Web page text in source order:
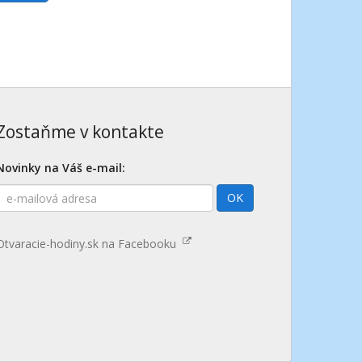
v kontakte
na Váš e-mail:
OK
hodiny.sk na Facebooku